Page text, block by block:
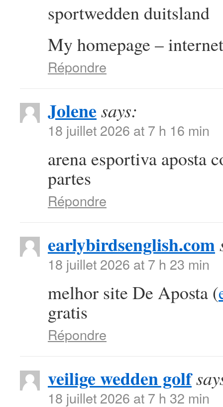
sportwedden duitsland
My homepage –
Répondre
Jolene says:
18 juillet 2026 at 7 h 16 min
arena esportiva aposta
partes
Répondre
earlybirdsenglish.com
18 juillet 2026 at 7 h 23 min
melhor site De Aposta (
gratis
Répondre
veilige wedden golf
18 juillet 2026 at 7 h 32 min